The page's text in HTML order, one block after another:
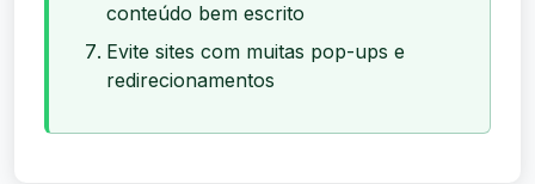
conteúdo bem escrito
Evite sites com muitas pop-ups e
redirecionamentos